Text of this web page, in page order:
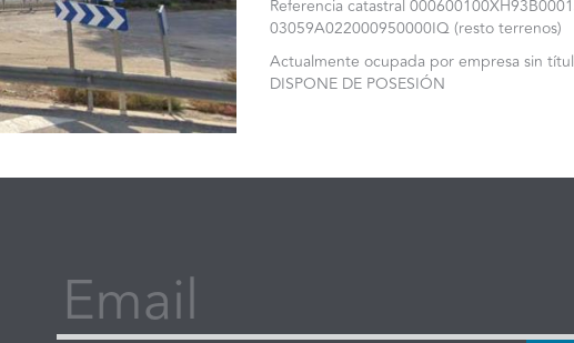
Referencia catastral
03059A022000950000IQ (resto terrenos)
Actualmente ocupada por empresa sin
DISPONE DE POSESIÓN
Email